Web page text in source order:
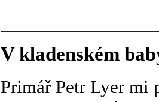
V kladenském
Primář Petr Lyer mi